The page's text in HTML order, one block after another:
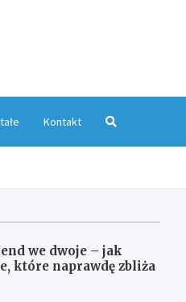
Kontakt
we dwoje – jak
które naprawdę zbliża